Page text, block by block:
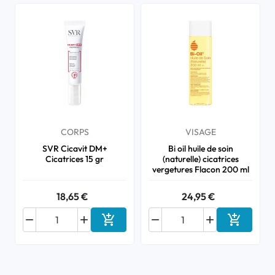
CORPS
SVR Cicavit DM+
Cicatrices 15 gr
18,65 €

 Ajouter au panier
VISAGE
Bi oil huile de soin
(naturelle) cicatrices
vergetures Flacon 200 ml
24,95 €

 Ajouter